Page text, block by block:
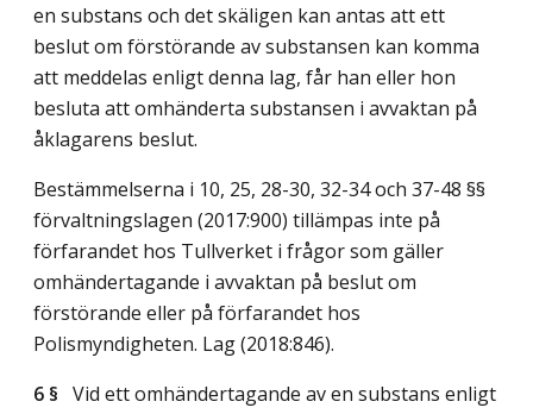
en substans och det skäligen kan antas att ett
beslut om förstörande av substansen kan komma
att meddelas enligt denna lag, får han eller hon
besluta att omhänderta substansen i avvaktan på
åklagarens beslut.
Bestämmelserna i 10, 25, 28-30, 32-34 och 37-48 §§
förvaltningslagen (2017:900) tillämpas inte på
förfarandet hos Tullverket i frågor som gäller
omhändertagande i avvaktan på beslut om
förstörande eller på förfarandet hos
Polismyndigheten. Lag (2018:846).
6 § Vid ett omhändertagande av en substans enligt